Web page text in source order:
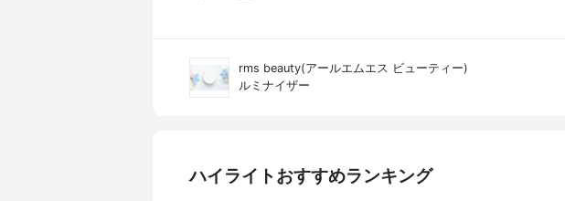
rms beauty(アールエムエス ビューティー)
ルミナイザー
ハイライトおすすめランキング